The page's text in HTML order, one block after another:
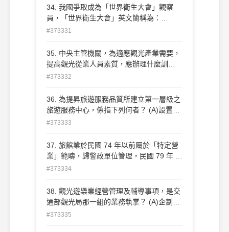
34. 我國爭取成為「世界衛生大會」觀察
員，「世界衛生大會」英文簡稱為：
#373331
35. 中央主管機關，為適應觀光產業需要，
提高觀光從業人員素質，應辦理什麼訓
練？ (A)職前訓練 (B)專業人員訓練 (C)
#373332
36. 為提昇旅遊服務品質所建立第一層級之
旅遊服務中心，係指下列何者？ (A)設置於
國際機場內，提供全國性資訊 (B)設置於國
訊 (C)設置於觀光景點之交通節點，提供景
點周邊資訊 (D)設置於便利商店、旅館、高
#373333
37. 旅館業於民國 74 年以前屬於「特定營
業」範疇，歸警政單位管理，民國 79 年 7
月行政院指示，旅館業由觀光單位管理，因
個單位？ (A)旅館業科 (C)國民旅遊組 (B)
業務組 (D)旅館業查報督導中心
#373334
38. 觀光遊樂業經營管理及輔導事項，是交
通部觀光局那一組的業務執掌？ (A)企劃組
#373335